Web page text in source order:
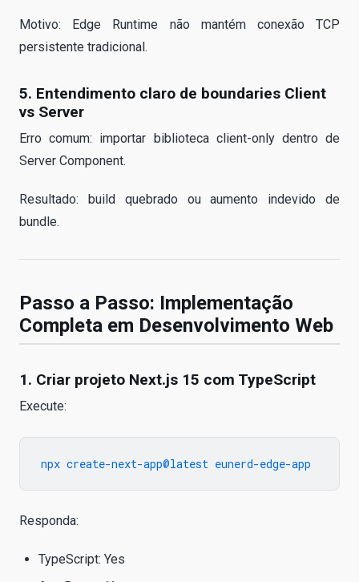
Motivo: Edge Runtime não mantém conexão TCP
persistente tradicional.
5. Entendimento claro de boundaries Client
vs Server
Erro comum: importar biblioteca client-only dentro de
Server Component.
Resultado: build quebrado ou aumento indevido de
bundle.
Passo a Passo: Implementação
Completa em Desenvolvimento Web
1. Criar projeto Next.js 15 com TypeScript
Execute:
Responda:
TypeScript: Yes